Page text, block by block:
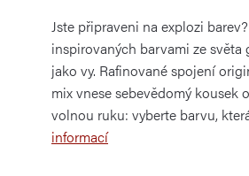
z
5
hvězdiček.
Jste připraveni na explozi
inspirovaných barvami ze
jako vy. Rafinované spojení
mix vnese sebevědomý
volnou ruku: vyberte barvu,
informací